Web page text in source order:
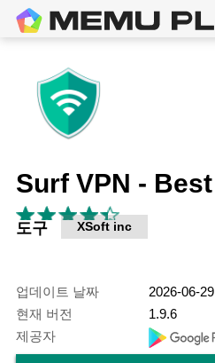
도구 XSoft inc
업데이트 날짜
2026-06-29
현재 버전
1.9.6
제공자